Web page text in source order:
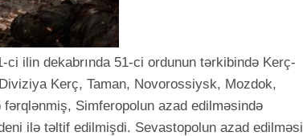
ci ilin dekabrında 51-ci ordunun tərkibində Kerç-
Kerç, Taman, Novorossiysk, Mozdok,
Simferopolun azad edilməsində
ilə təltif edilmişdi. Sevastopolun azad edilməsi